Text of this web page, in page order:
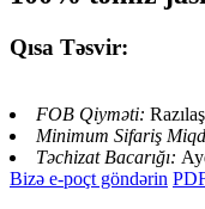
Qısa Təsvir:
FOB Qiyməti:
Minimum Sifariş
Təchizat Bacarığı:
Bizə e-poçt göndərin